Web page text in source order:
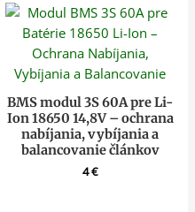
BMS modul 3S 60A pre Li-
Ion 18650 14,8V – ochrana
nabíjania, vybíjania a
balancovanie článkov
4€